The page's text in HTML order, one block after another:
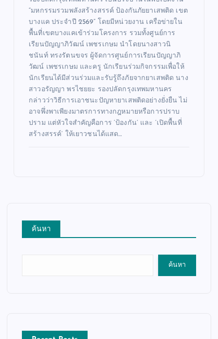
“มหกรรมรวมพลังสร้างสรรค์ ป้องกันภัยยาเสพติด เขต
บางแค ประจำปี 2569” โดยมีหน่วยงาน เครือข่ายใน
พื้นที่เขตบางแคเข้าร่วมโครงการ รวมทั้งศูนย์การ
เรียนปัญญาภิวัฒน์ เพชรเกษม นำโดยนางสาวนิ
ชนันท์ ทรงรัตนขจร ผู้จัดการศูนย์การเรียนปัญญาภิ
วัฒน์ เพชรเกษม และครู นักเรียนร่วมกิจกรรมเพื่อให้
นักเรียนได้มีส่วนร่วมและรับรู้ถึงภัยจากยาเสพติด นาง
สาวอรัญญา พรไชยยะ รองปลัดกรุงเทพมหานคร
กล่าวว่าวิธีการเอาชนะปัญหายาเสพติดอย่างยั่งยืน ไม่
อาจพึ่งพาเพียงมาตรการทางกฎหมายหรือการปราบ
ปราม แต่หัวใจสำคัญคือการ ‘ป้องกัน’ และ ‘เปิดพื้นที่
สร้างสรรค์’ ให้เยาวชนได้แสด…
ค้นหา
ค้นหา